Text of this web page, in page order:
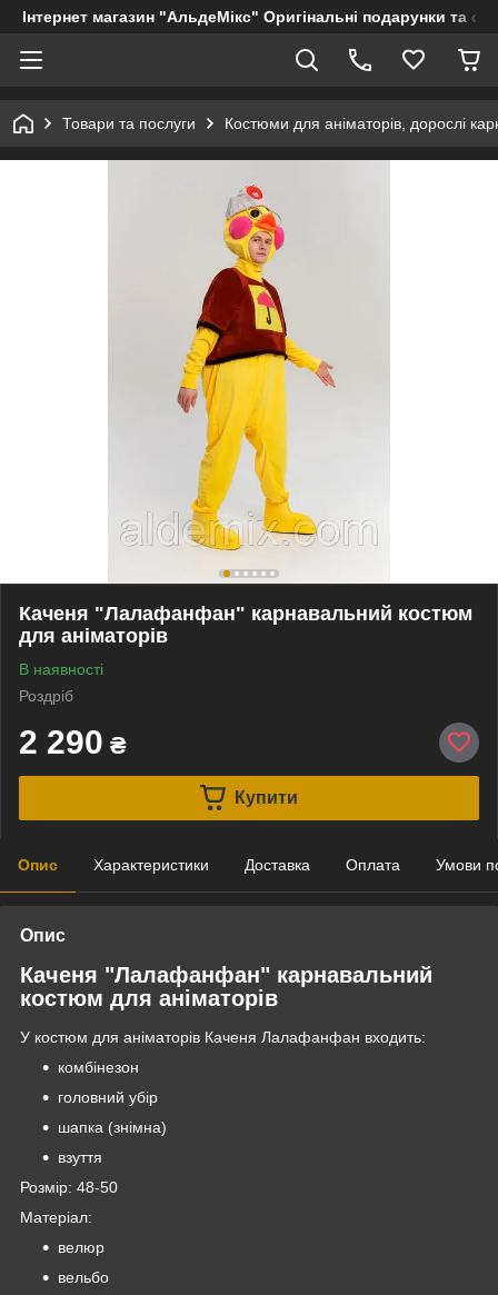
Інтернет магазин "АльдеМікс" Оригінальні подарунки та
Товари та послуги Костюми для аніматорів, дорослі
Каченя "Лалафанфан" карнавальний костюм
для аніматорів
В наявності
Роздріб
2 290 ₴
Купити
Опис Характеристики Доставка Оплата Умови
Опис
Каченя "Лалафанфан" карнавальний
костюм для аніматорів
У костюм для аніматорів Каченя Лалафанфан входить:
комбінезон
головний убір
шапка (знімна)
взуття
Розмір: 48-50
Матеріал:
велюр
вельбо